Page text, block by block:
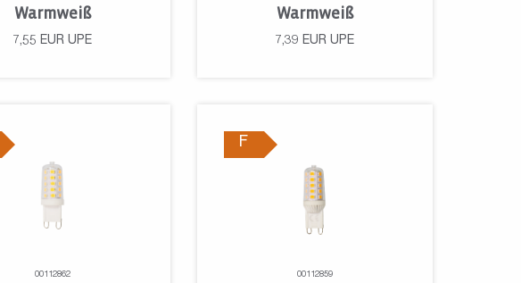
Warmweiß
7,55 EUR UPE
Warmweiß
7,39 EUR UPE
00112862
F
00112859